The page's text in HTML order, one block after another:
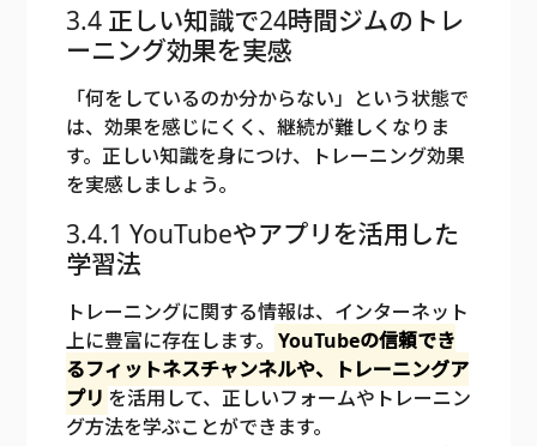
3.4 正しい知識で24時間ジムのトレ
ーニング効果を実感
「何をしているのか分からない」という状態で
は、効果を感じにくく、継続が難しくなりま
す。正しい知識を身につけ、トレーニング効果
を実感しましょう。
3.4.1 YouTubeやアプリを活用した
学習法
トレーニングに関する情報は、インターネット
上に豊富に存在します。 YouTubeの信頼でき
るフィットネスチャンネルや、トレーニングア
プリ を活用して、正しいフォームやトレーニン
グ方法を学ぶことができます。